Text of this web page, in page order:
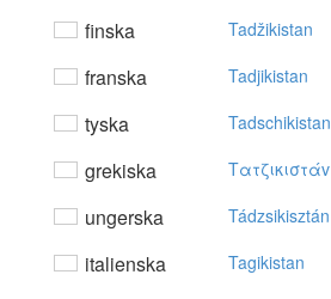
finska Tadžikistan
franska Tadjikistan
tyska Tadschikistan
grekiska Tατζικιστάv
ungerska Tádzsikisztán
italienska Tagikistan